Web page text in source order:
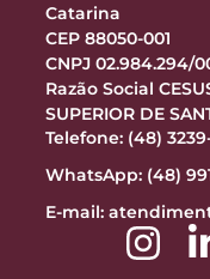
Catarina
CEP 88050-001
CNPJ 02.984.294/
Razão Social
SUPERIOR DE
Telefone: (48)
WhatsApp: (48)
E-mail: